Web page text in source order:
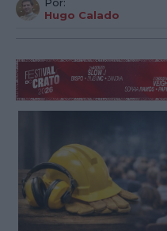
Hugo Calado